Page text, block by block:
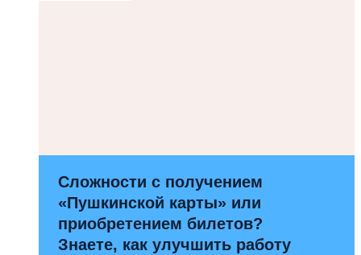
Сложности с получением
«Пушкинской карты» или
приобретением билетов?
Знаете, как улучшить работу